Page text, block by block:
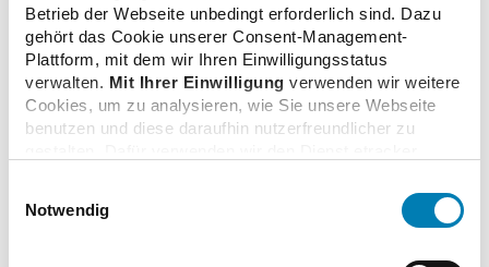
Betrieb der Webseite unbedingt erforderlich sind. Dazu
gehört das Cookie unserer Consent-Management-
Plattform, mit dem wir Ihren Einwilligungsstatus
verwalten. Mit Ihrer Einwilligung verwenden wir weitere
Cookies, um zu analysieren, wie Sie unsere Webseite
benutzen und diese daraufhin nutzerfreundlicher zu
Adresse und Ihr Surfverhalten verarbeitet. Mit einem
Klick auf „Cookies zulassen“ stimmen Sie der
Notwendig
AOK-Magazin: Preis sieht Apothekenreform und
Bürokratie kritisch
21.11.2025
Medien: Preis warnt vor sinkender Apothekenzahl
18.11.2025